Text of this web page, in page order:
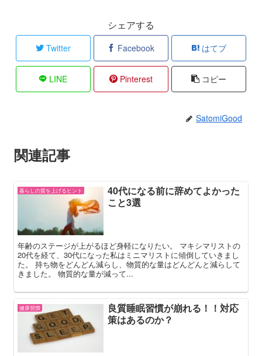
シェアする
Twitter Facebook はてブ
LINE Pinterest コピー
SatomiGood
関連記事
暮らしの質を上げるヒント
40代になる前に辞めてよかった
こと3選
年齢のステージが上がるほど身軽になりたい。 マキシマリストの
20代を経て、30代になった私はミニマリストに傾倒していきまし
た。 持ち物をどんどん減らし、物質的な量はどんどんと減らして
きました。 物質的な量が減って...
健康習慣
良質睡眠習慣が崩れる！！対応
策はあるのか？